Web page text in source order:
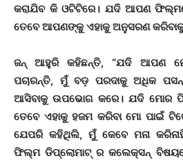
କରାଯିବ କି ଓଟିଟିରେ। ଯଦି ଆପଣ
ତେବେ ଆପଣଙ୍କୁ ଏହାକୁ ଅନୁସରଣ
ଜନ୍ ଆହୁରି କହିଛନ୍ତି, “ଯଦି ଆପଣ
ପଚାରନ୍ତି, ମୁଁ ବଡ଼ ପରଦାକୁ ଅଧିକ
ଆସିବାକୁ ଉପଭୋଗ କରେ। ଯଦି ମୋର
ତେବେ ଏହାକୁ ହଜମ କରିବା ମୋ ପାଇଁ
ଯେପରି କହିଥିଲି, ମୁଁ କେବେ ମନା
ଫିଲ୍ମ ଡିପ୍ଲୋମାଟ୍ ର କଲେକ୍ସନ୍